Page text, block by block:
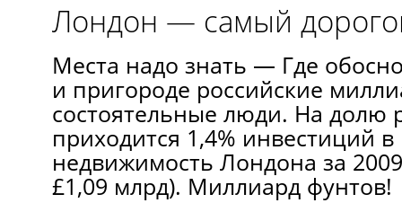
Лондон — самый
Места надо знать — Где
и пригороде российские
состоятельные люди. На долю
приходится 1,4% инвестиций
недвижимость Лондона за
£1,09 млрд). Миллиард фунтов!